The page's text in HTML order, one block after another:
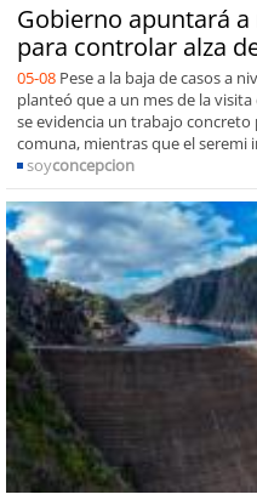
Gobierno apuntará
para controlar alza
05-08 Pese a la baja de casos a
planteó que a un mes de la
se evidencia un trabajo
comuna, mientras que el seremi
soyconcepcion